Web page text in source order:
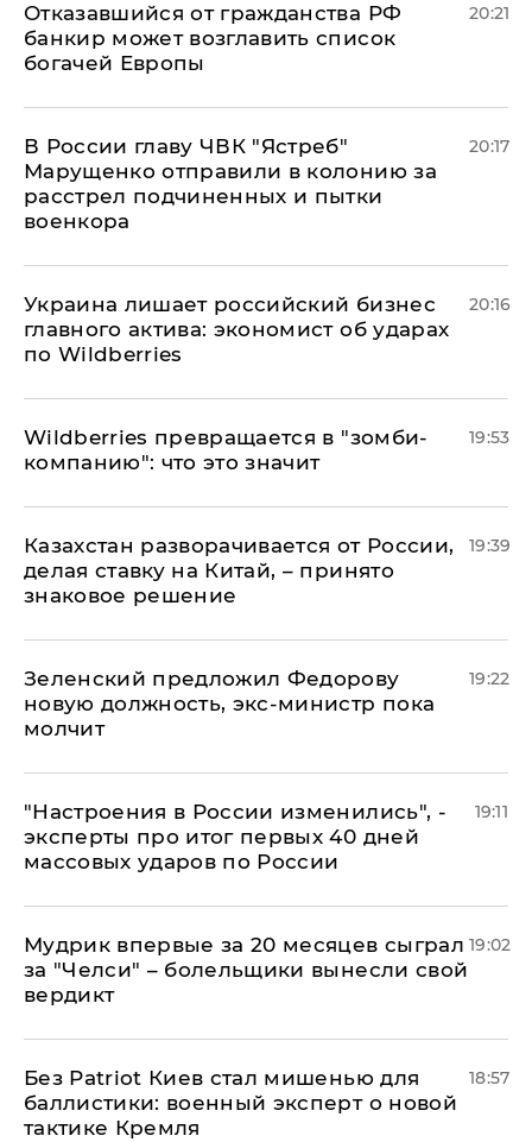
Отказавшийся от гражданства РФ
банкир может возглавить список
богачей Европы
20:21
В России главу ЧВК "Ястреб"
Марущенко отправили в колонию за
расстрел подчиненных и пытки
военкора
20:17
​Украина лишает российский бизнес
главного актива: экономист об ударах
по Wildberries
20:16
Wildberries превращается в "зомби-
компанию": что это значит
19:53
Казахстан разворачивается от России,
делая ставку на Китай, – принято
знаковое решение
19:39
Зеленский предложил Федорову
новую должность, экс-министр пока
молчит
19:22
"Настроения в России изменились", -
эксперты про итог первых 40 дней
массовых ударов по России
19:11
Мудрик впервые за 20 месяцев сыграл
за "Челси" – болельщики вынесли свой
вердикт
19:02
​Без Patriot Киев стал мишенью для
баллистики: военный эксперт о новой
тактике Кремля
18:57